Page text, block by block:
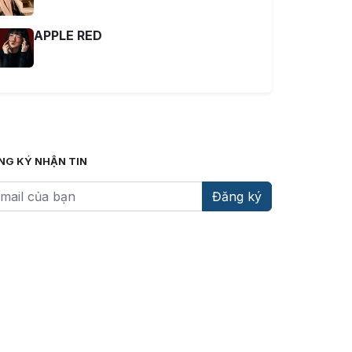
APPLE RED
KÝ NHẬN TIN
Đăng ký